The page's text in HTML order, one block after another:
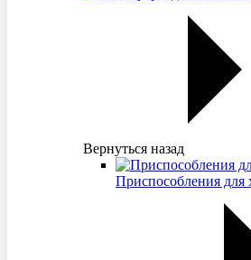
Вернуться назад
Приспособления для